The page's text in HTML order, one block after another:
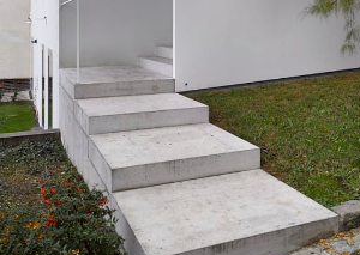
Přihlášení
Sledujte nás